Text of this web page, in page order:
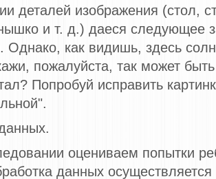
деталей изображения (стол,
и т. д.) даеся следующее
Однако, как видишь, здесь
пожалуйста, так может
Попробуй исправить
оцениваем попытки
данных